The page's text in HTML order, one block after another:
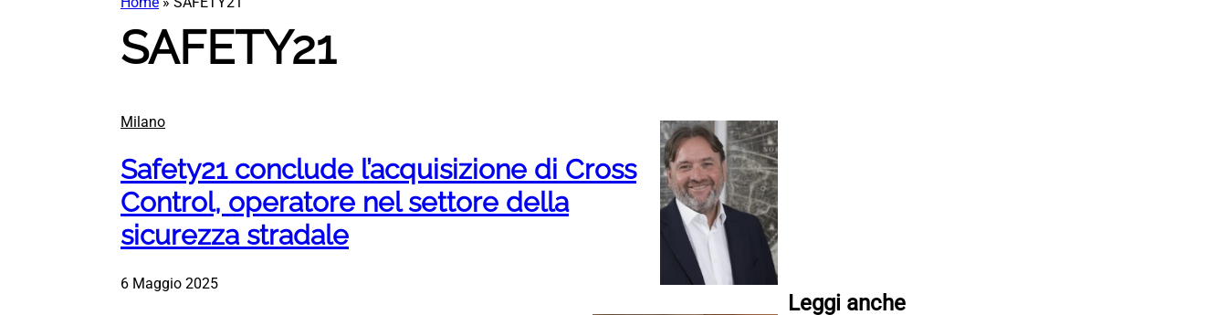
SAFETY21
Milano
Safety21 conclude l’acquisizione di Cross
Control, operatore nel settore della
sicurezza stradale
6 Maggio 2025
Leggi anche